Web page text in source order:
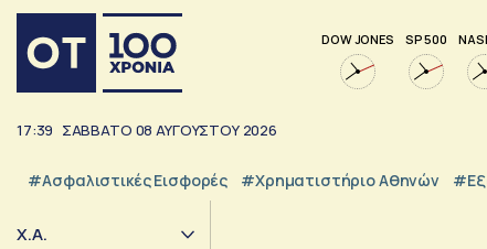
DOW JONES SP 500
17:39 ΣΑΒΒΑΤΟ 08 ΑΥΓΟΥΣΤΟΥ 2026
#Ασφαλιστικές Εισφορές #Χρηματιστήριο Αθηνών
Χ.Α.